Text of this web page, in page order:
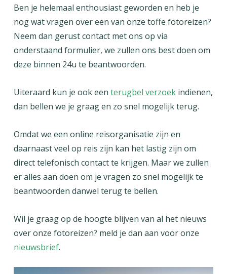
Ben je helemaal enthousiast geworden en heb je
nog wat vragen over een van onze toffe fotoreizen?
Neem dan gerust contact met ons op via
onderstaand formulier, we zullen ons best doen om
deze binnen 24u te beantwoorden.
Uiteraard kun je ook een terugbel verzoekindienen,
dan bellen we je graag en zo snel mogelijk terug.
Omdat we een online reisorganisatie zijn en
daarnaast veel op reis zijn kan het lastig zijn om
direct telefonisch contact te krijgen. Maar we zullen
er alles aan doen om je vragen zo snel mogelijk te
beantwoorden danwel terug te bellen.
Wil je graag op de hoogte blijven van al het nieuws
over onze fotoreizen? meld je dan aan voor onze
nieuwsbrief.